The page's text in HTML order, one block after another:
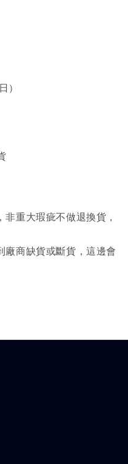
）
重大瑕疵不做退換貨，
商缺貨或斷貨，這邊會